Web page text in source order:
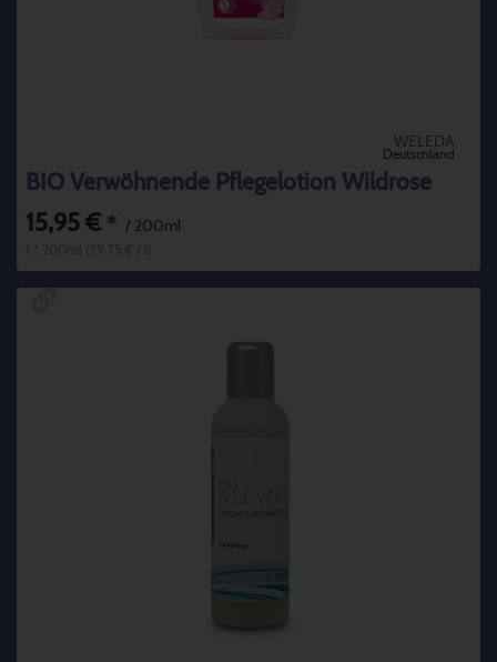
WELEDA
Deutschland
BIO Verwöhnende Pflegelotion Wildrose
15,95 € * / 200ml